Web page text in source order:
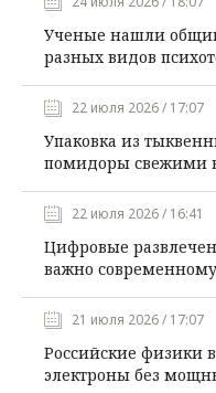
Ученые нашли
разных видов
22 июля 2026 / 17:07
Упаковка из
помидоры свежими
22 июля 2026 / 16:41
Цифровые
важно
21 июля 2026 / 17:07
Российские физики
электроны без